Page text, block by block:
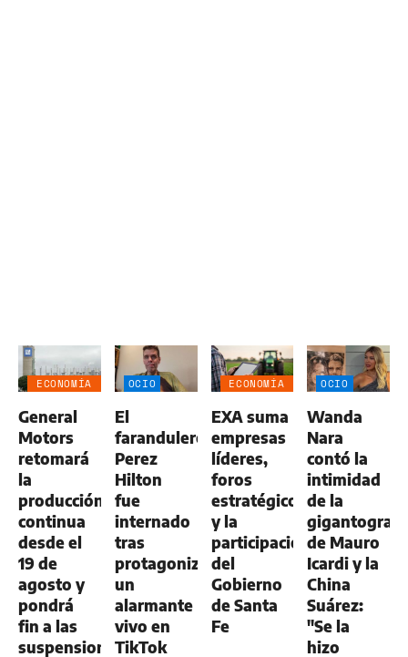
ECONOMÍA
AGRO
General
Motors
retomará
la
producción
continua
desde el
19 de
agosto y
pondrá
fin a las
suspensiones
OCIO
El
farandulero
Perez
Hilton
fue
internado
tras
protagonizar
un
alarmante
vivo en
TikTok
ECONOMÍA
AGRO
EXA suma
empresas
líderes,
foros
estratégicos
y la
participación
del
Gobierno
de Santa
Fe
OCIO
Wanda
Nara
contó la
intimidad
de la
de Mauro
Icardi y la
China
Suárez:
"Se la
hizo